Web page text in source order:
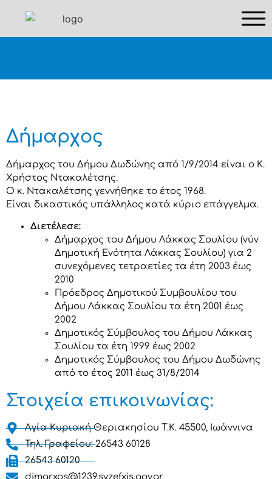
Δήμαρχος
Δήμαρχος του Δήμου Δωδώνης από 1/9/2014 είναι ο Κ.
Χρήστος Ντακαλέτσης.
Ο κ. Ντακαλέτσης γεννήθηκε το έτος 1968.
Είναι δικαστικός υπάλληλος κατά κύριο επάγγελμα.
Διετέλεσε:
Δήμαρχος του Δήμου Λάκκας Σουλίου (νύν
Δημοτική Ενότητα Λάκκας Σουλίου) για 2
συνεχόμενες τετραετίες τα έτη 2003 έως
2010
Πρόεδρος Δημοτικού Συμβουλίου του
Δήμου Λάκκας Σουλίου τα έτη 2001 έως
2002
Δημοτικός Σύμβουλος του Δήμου Λάκκας
Σουλίου τα έτη 1999 έως 2002
Δημοτικός Σύμβουλος του Δήμου Δωδώνης
από το έτος 2011 έως 31/8/2014
Στοιχεία επικοινωνίας:
Αγία Κυριακή Θεριακησίου T.K. 45500, Ιωάννινα
Τηλ. Γραφείου: 26543 60128
26543 60120